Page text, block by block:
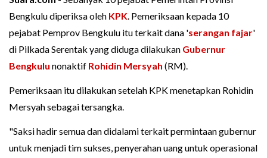
Bengkulu diperiksa oleh KPK. Pemeriksaan kepada 10
pejabat Pemprov Bengkulu itu terkait dana 'serangan fajar'
di Pilkada Serentak yang diduga dilakukan Gubernur
Bengkulu nonaktif Rohidin Mersyah (RM).
Pemeriksaan itu dilakukan setelah KPK menetapkan Rohidin
Mersyah sebagai tersangka.
"Saksi hadir semua dan didalami terkait permintaan gubernur
untuk menjadi tim sukses, penyerahan uang untuk operasional